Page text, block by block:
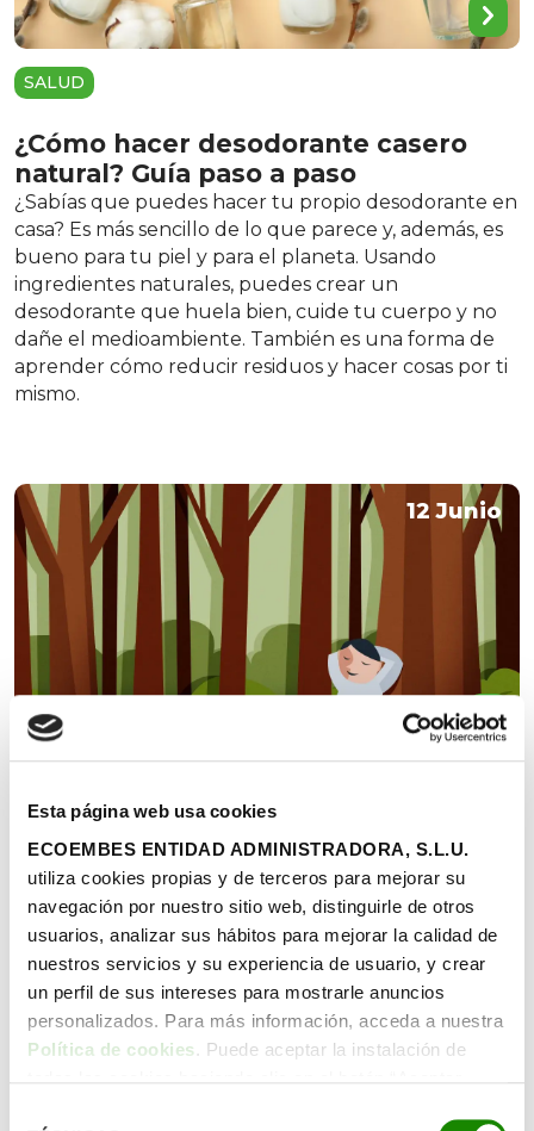
Esta página web usa cookies
ECOEMBES ENTIDAD ADMINISTRADORA, S.L.U.
utiliza cookies propias y de terceros para mejorar su
navegación por nuestro sitio web, distinguirle de otros
usuarios, analizar sus hábitos para mejorar la calidad de
nuestros servicios y su experiencia de usuario, y crear
un perfil de sus intereses para mostrarle anuncios
personalizados. Para más información, acceda a nuestra
Política de cookies. Puede aceptar la instalación de
SALUD
¿Cómo hacer desodorante casero
natural? Guía paso a paso
¿Sabías que puedes hacer tu propio desodorante en
casa? Es más sencillo de lo que parece y, además, es
bueno para tu piel y para el planeta. Usando
ingredientes naturales, puedes crear un
desodorante que huela bien, cuide tu cuerpo y no
dañe el medioambiente. También es una forma de
aprender cómo reducir residuos y hacer cosas por ti
mismo.
12 Junio
Que este verano no falten los baños
(de bosque)
Además de conectar plenamente con la naturaleza,
las expediciones a «bosques terapéuticos» generan
múltiples beneficios para la salud física y mental e
incluso pueden ayudar a fortalecer lazos entre
familiares o compañeros de clase.